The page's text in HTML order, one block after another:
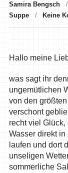
Samira Bengsch
Suppe
Keine
Hallo meine
was sagt ihr
ungemütlichen
von den
verschont
recht viel
Wasser direkt
laufen und dort
unseligen
sommerliche